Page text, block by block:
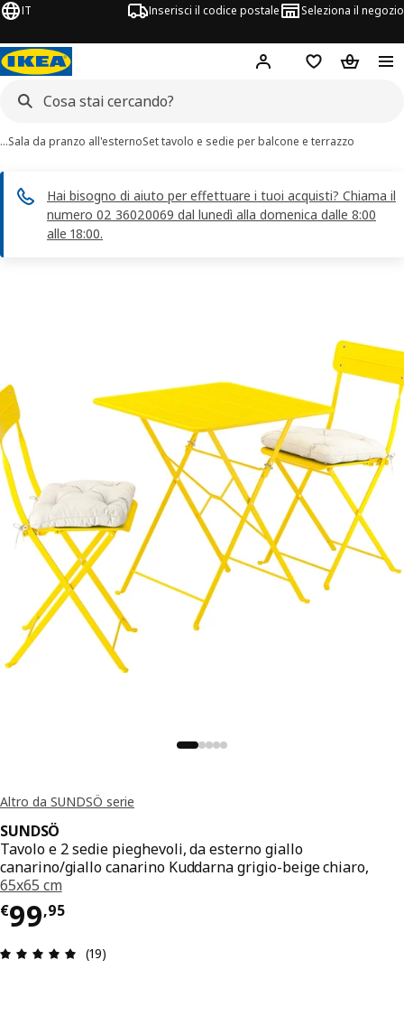
IT Inserisci il codice postale Seleziona il negozio
Hej! AccediLista deiCarrello
…Sala da pranzo all'esternoSet tavolo e sedie per balcone e terrazzo
Hai bisogno di aiuto per effettuare i tuoi acquisti? Chiama il
numero 02 36020069 dal lunedì alla domenica dalle 8:00
alle 18:00.
Altro da SUNDSÖ serie
SUNDSÖ
Tavolo e 2 sedie pieghevoli, da esterno giallo
canarino/giallo canarino Kuddarna grigio-beige chiaro,
65x65 cm
€99,95
Prezzo € 99,95
Recensione: 4.9 di 5 stelle. Recensioni totali: 19
(19)